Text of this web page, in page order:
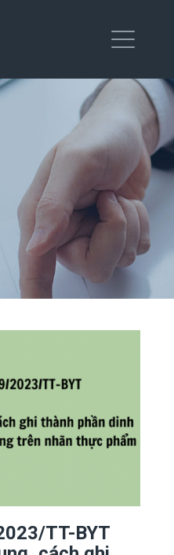
TT-BYT